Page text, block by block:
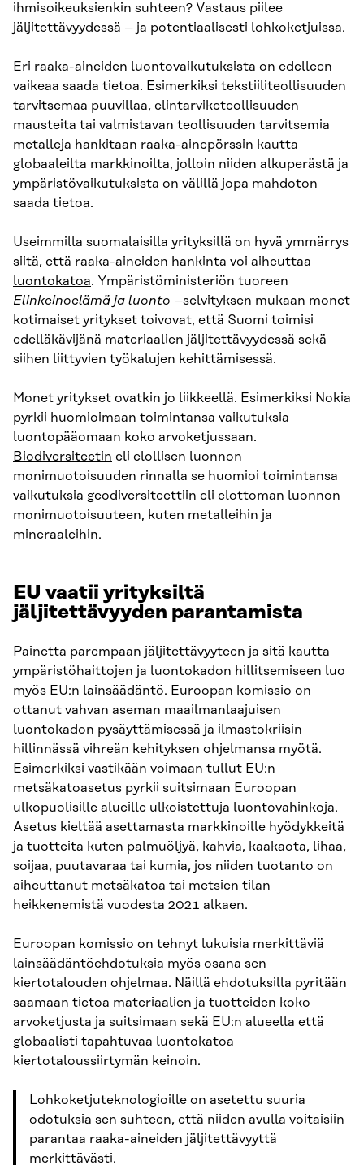
ihmisoikeuksienkin suhteen? Vastaus piilee
jäljitettävyydessä – ja potentiaalisesti lohkoketjuissa.
Eri raaka-aineiden luontovaikutuksista on edelleen
vaikeaa saada tietoa. Esimerkiksi tekstiiliteollisuuden
tarvitsemaa puuvillaa, elintarviketeollisuuden
mausteita tai valmistavan teollisuuden tarvitsemia
metalleja hankitaan raaka-ainepörssin kautta
globaaleilta markkinoilta, jolloin niiden alkuperästä ja
ympäristövaikutuksista on välillä jopa mahdoton
saada tietoa.
Useimmilla suomalaisilla yrityksillä on hyvä ymmärrys
siitä, että raaka-aineiden hankinta voi aiheuttaa
luontokatoa. Ympäristöministeriön tuoreen
Elinkeinoelämä ja luonto –selvityksen mukaan monet
kotimaiset yritykset toivovat, että Suomi toimisi
edelläkävijänä materiaalien jäljitettävyydessä sekä
siihen liittyvien työkalujen kehittämisessä.
Monet yritykset ovatkin jo liikkeellä. Esimerkiksi Nokia
pyrkii huomioimaan toimintansa vaikutuksia
luontopääomaan koko arvoketjussaan.
Biodiversiteetin eli elollisen luonnon
monimuotoisuuden rinnalla se huomioi toimintansa
vaikutuksia geodiversiteettiin eli elottoman luonnon
monimuotoisuuteen, kuten metalleihin ja
mineraaleihin.
EU vaatii yrityksiltä
jäljitettävyyden parantamista
Painetta parempaan jäljitettävyyteen ja sitä kautta
ympäristöhaittojen ja luontokadon hillitsemiseen luo
myös EU:n lainsäädäntö. Euroopan komissio on
ottanut vahvan aseman maailmanlaajuisen
luontokadon pysäyttämisessä ja ilmastokriisin
hillinnässä vihreän kehityksen ohjelmansa myötä.
Esimerkiksi vastikään voimaan tullut EU:n
metsäkatoasetus pyrkii suitsimaan Euroopan
ulkopuolisille alueille ulkoistettuja luontovahinkoja.
Asetus kieltää asettamasta markkinoille hyödykkeitä
ja tuotteita kuten palmuöljyä, kahvia, kaakaota, lihaa,
soijaa, puutavaraa tai kumia, jos niiden tuotanto on
aiheuttanut metsäkatoa tai metsien tilan
heikkenemistä vuodesta 2021 alkaen.
Euroopan komissio on tehnyt lukuisia merkittäviä
lainsäädäntöehdotuksia myös osana sen
kiertotalouden ohjelmaa. Näillä ehdotuksilla pyritään
saamaan tietoa materiaalien ja tuotteiden koko
arvoketjusta ja suitsimaan sekä EU:n alueella että
globaalisti tapahtuvaa luontokatoa
kiertotaloussiirtymän keinoin.
Lohkoketjuteknologioille on asetettu suuria
odotuksia sen suhteen, että niiden avulla voitaisiin
parantaa raaka-aineiden jäljitettävyyttä
merkittävästi.